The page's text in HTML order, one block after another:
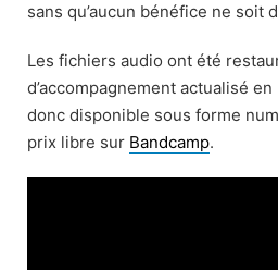
sans qu’aucun bénéfice ne soit
Les fichiers audio ont été
d’accompagnement actualisé en
donc disponible sous forme
prix libre sur Bandcamp.